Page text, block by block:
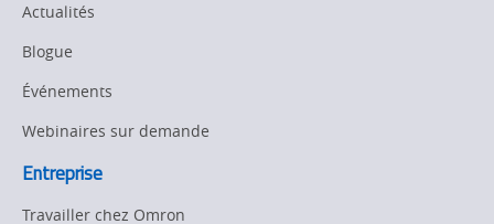
Actualités
Blogue
Événements
Webinaires sur demande
Entreprise
Travailler chez Omron